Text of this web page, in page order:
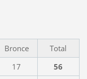
Bronce
Total
17
56